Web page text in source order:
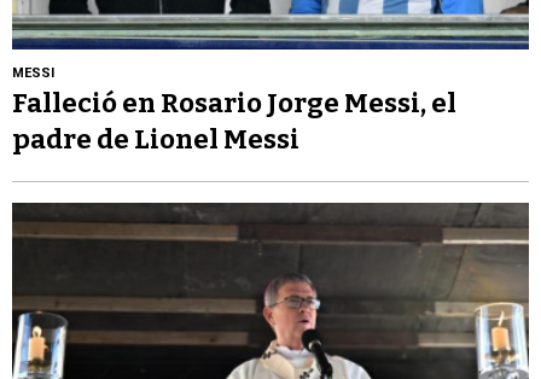
MESSI
Falleció en Rosario Jorge Messi, el
padre de Lionel Messi